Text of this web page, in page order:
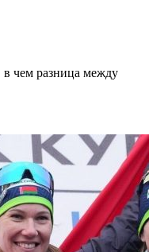
чем разница между